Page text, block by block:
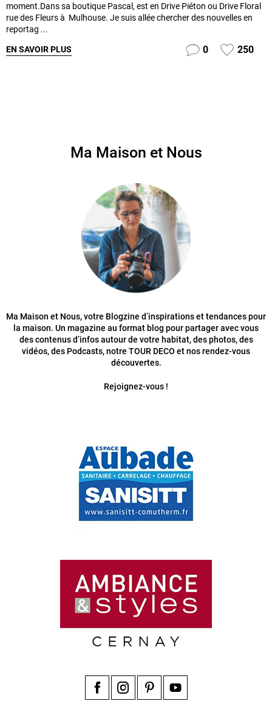
moment.Dans sa boutique Pascal, est en Drive Piéton ou Drive Floral
rue des Fleurs à Mulhouse. Je suis allée chercher des nouvelles en
reportag ...
EN SAVOIR PLUS 0 250
Ma Maison et Nous
Ma Maison et Nous, votre Blogzine d’inspirations et tendances pour
la maison. Un magazine au format blog pour partager avec vous
des contenus d’infos autour de votre habitat, des photos, des
vidéos, des Podcasts, notre TOUR DECO et nos rendez-vous
découvertes.
Rejoignez-vous !